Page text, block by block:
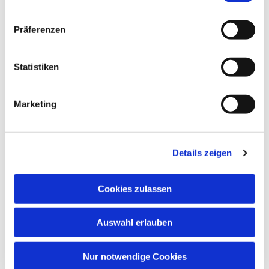
Präferenzen
Statistiken
Marketing
Details zeigen
Cookies zulassen
Auswahl erlauben
Nur notwendige Cookies